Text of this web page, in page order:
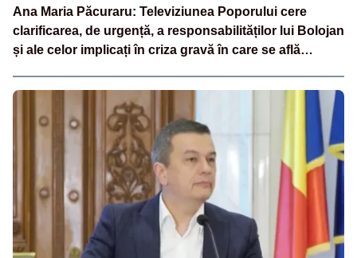
Ana Maria Păcuraru: Televiziunea Poporului cere
clarificarea, de urgență, a responsabilităților lui Bolojan
și ale celor implicați în criza gravă în care se află